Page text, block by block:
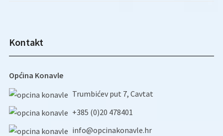
Kontakt
Općina Konavle
Trumbićev put 7, Cavtat
+385 (0)20 478401
info@opcinakonavle.hr